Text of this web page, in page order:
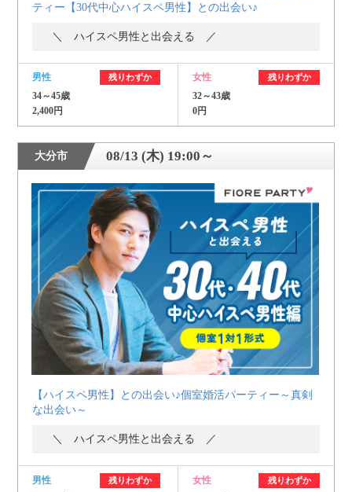
ティー【30代中心ハイスペ男性】との出会い♪
＼ ハイスペ男性と出会える ／
男性 残りわずか
34～45歳
2,400円
女性 残りわずか
32～43歳
0円
大分市 08/13 (木) 19:00～
【ハイスペ男性】との出会い♪個室婚活パーティー～真剣
な出会い～
＼ ハイスペ男性と出会える ／
男性 残りわずか 女性 残りわずか